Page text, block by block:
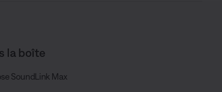
la boîte
SoundLink Max